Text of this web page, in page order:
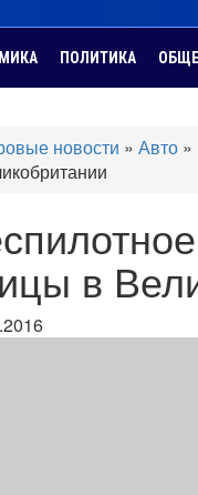
ПОЛИТИКА
новости » Авто »
в